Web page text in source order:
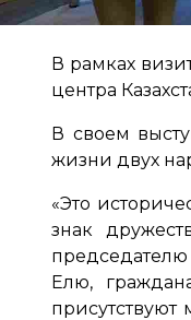
В рамках
центра
В своем
жизни двух
«Это
знак
Елю,